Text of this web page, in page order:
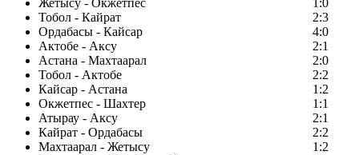
Жетысу - Окжетпес
1:0
Тобол - Кайрат
2:3
Ордабасы - Кайсар
4:0
Актобе - Аксу
2:1
Астана - Махтаарал
2:0
Тобол - Актобе
2:2
Кайсар - Астана
1:2
Окжетпес - Шахтер
1:1
Атырау - Аксу
2:1
Кайрат - Ордабасы
2:2
Махтаарал - Жетысу
1:2